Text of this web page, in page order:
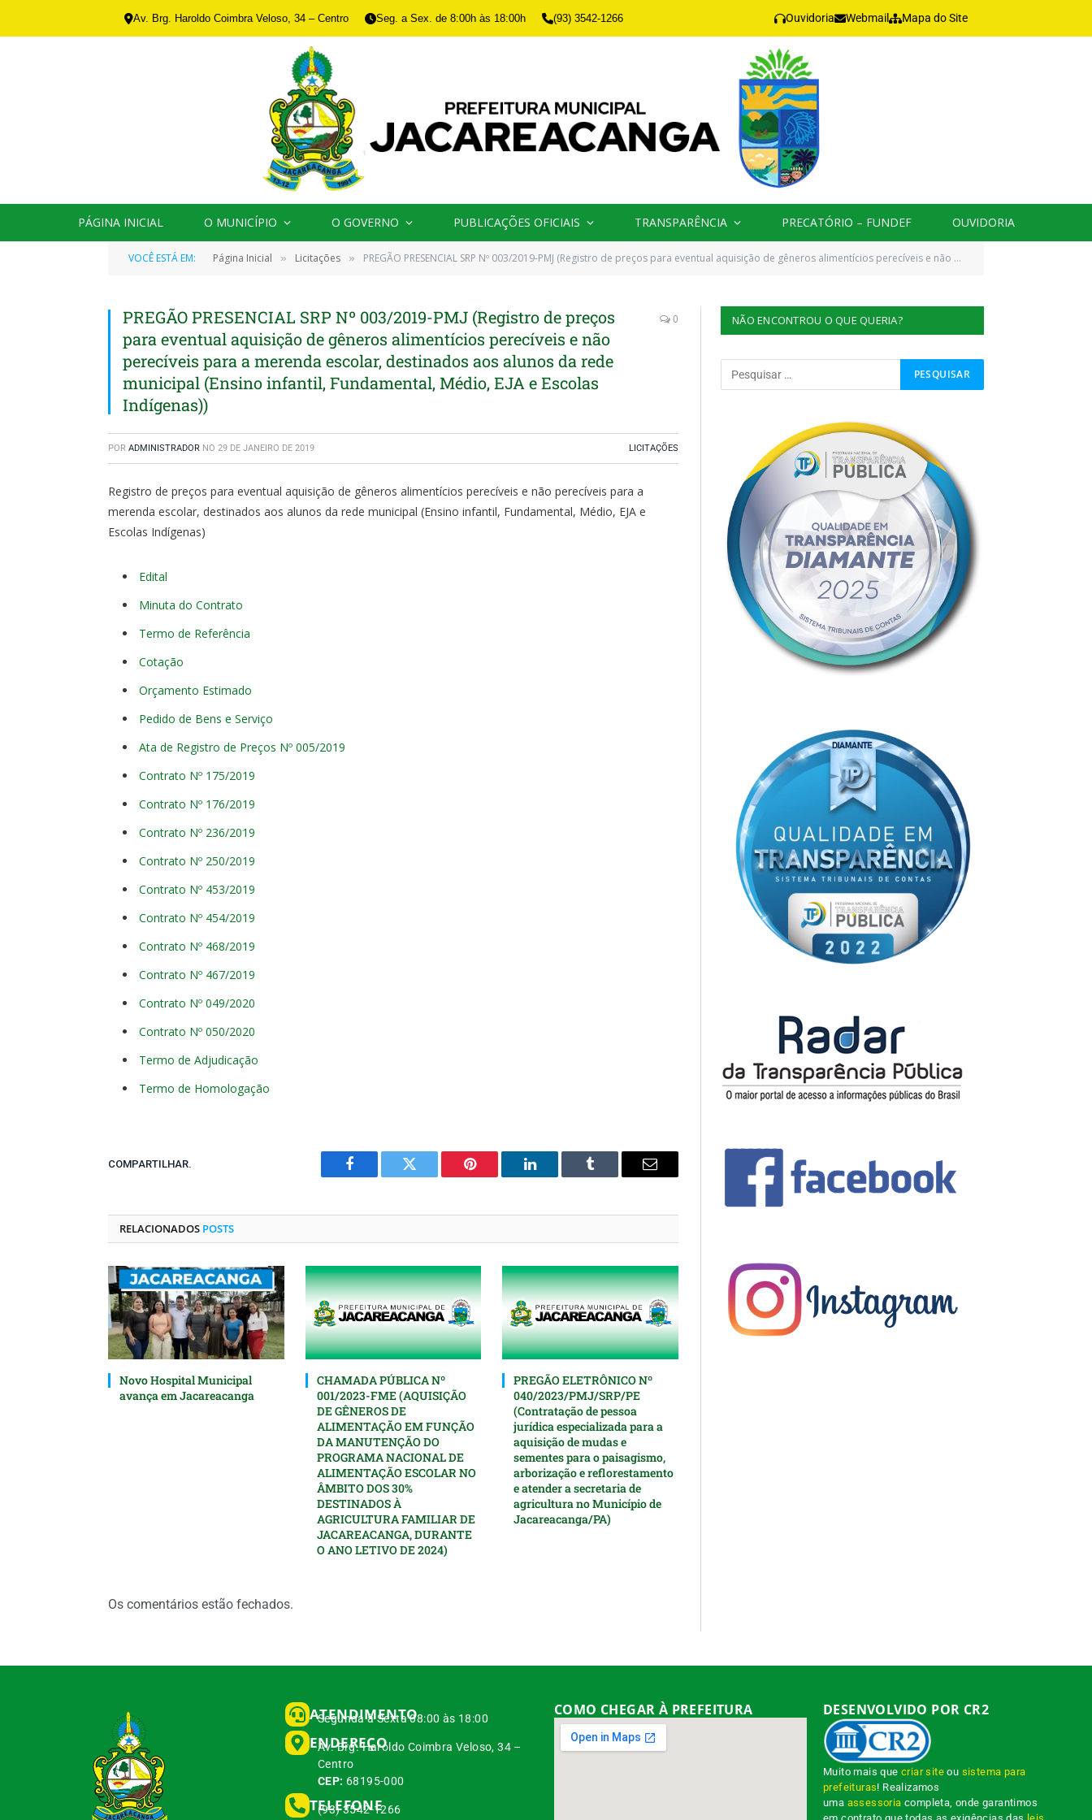
Av. Brg. Haroldo Coimbra Veloso, 34 – Centro Seg. a Sex. de 8:00h às 18:00h (93) 3542-1266 Ouvidoria Webmail Mapa do Site
PÁGINA INICIAL O MUNICÍPIO O GOVERNO PUBLICAÇÕES OFICIAIS TRANSPARÊNCIA PRECATÓRIO – FUNDEF OUVIDORIA
VOCÊ ESTÁ EM: Página Inicial » Licitações » PREGÃO PRESENCIAL SRP Nº 003/2019-PMJ (Registro de preços para eventual aquisição de gêneros alimentícios perecíveis e não perecíveis para a merenda escolar, destinados aos alunos da rede municipal (Ensino infantil, Fundamental, Médio, EJA e Escolas Indígenas))
PREGÃO PRESENCIAL SRP Nº 003/2019-PMJ (Registro de preços
para eventual aquisição de gêneros alimentícios perecíveis e não
perecíveis para a merenda escolar, destinados aos alunos da rede
municipal (Ensino infantil, Fundamental, Médio, EJA e Escolas
Indígenas))
0
POR ADMINISTRADOR NO 29 DE JANEIRO DE 2019 LICITAÇÕES
Registro de preços para eventual aquisição de gêneros alimentícios perecíveis e não perecíveis para a
merenda escolar, destinados aos alunos da rede municipal (Ensino infantil, Fundamental, Médio, EJA e
Escolas Indígenas)
Edital
Minuta do Contrato
Termo de Referência
Cotação
Orçamento Estimado
Pedido de Bens e Serviço
Ata de Registro de Preços Nº 005/2019
Contrato Nº 175/2019
Contrato Nº 176/2019
Contrato Nº 236/2019
Contrato Nº 250/2019
Contrato Nº 453/2019
Contrato Nº 454/2019
Contrato Nº 468/2019
Contrato Nº 467/2019
Contrato Nº 049/2020
Contrato Nº 050/2020
Termo de Adjudicação
Termo de Homologação
COMPARTILHAR.
Facebook Twitter Pinterest
O
Tumblr
E-
RELACIONADOS POSTS
Novo Hospital Municipal
avança em Jacareacanga
CHAMADA PÚBLICA Nº
001/2023-FME (AQUISIÇÃO
DE GÊNEROS DE
ALIMENTAÇÃO EM FUNÇÃO
DA MANUTENÇÃO DO
PROGRAMA NACIONAL DE
ALIMENTAÇÃO ESCOLAR NO
ÂMBITO DOS 30%
DESTINADOS À
AGRICULTURA FAMILIAR DE
JACAREACANGA, DURANTE
O ANO LETIVO DE 2024)
PREGÃO ELETRÔNICO Nº
040/2023/PMJ/SRP/PE
(Contratação de pessoa
jurídica especializada para a
aquisição de mudas e
sementes para o paisagismo,
arborização e reflorestamento
e atender a secretaria de
agricultura no Município de
Jacareacanga/PA)
Os comentários estão fechados.
NÃO ENCONTROU O QUE QUERIA?
ATENDIMENTO
Segunda à Sexta 08:00 às 18:00
ENDEREÇO
Av. Brg. Haroldo Coimbra Veloso, 34 –
Centro
CEP: 68195-000
TELEFONE
(93) 3542-1266
COMO CHEGAR À PREFEITURA DESENVOLVIDO POR CR2
Muito mais quecriar site ou sistema para
prefeituras! Realizamos
uma assessoria completa, onde garantimos